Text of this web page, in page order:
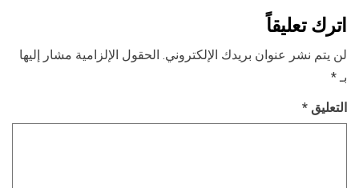
اترك تعليقاً
لن يتم نشر عنوان بريدك الإلكتروني. الحقول الإلزامية مشار إليها
بـ *
التعليق *